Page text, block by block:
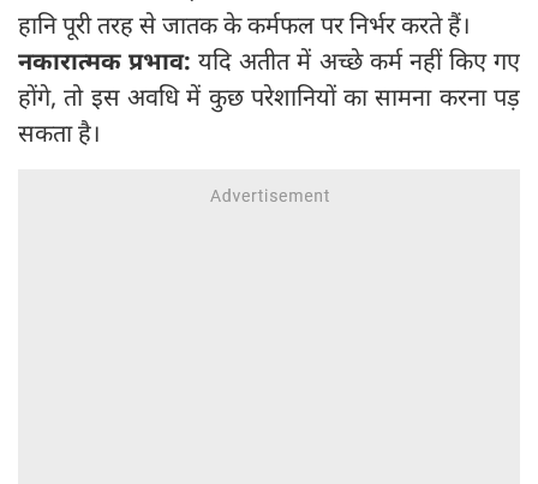
हानि पूरी तरह से जातक के कर्मफल पर निर्भर करते हैं।
नकारात्मक प्रभाव:यदि अतीत में अच्छे कर्म नहीं किए गए
होंगे, तो इस अवधि में कुछ परेशानियों का सामना करना पड़
सकता है।